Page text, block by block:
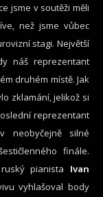
jsme v soutěži měli
než jsme vůbec
stagi. Největší
náš reprezentant
druhém místě. Jak
zklamání, jelikož si
reprezentant
neobyčejně silné
finále.
pianista Ivan
vyhlašoval body